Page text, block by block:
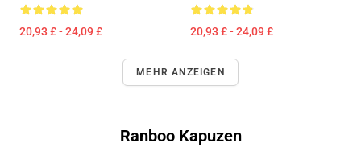
20,93 £ - 24,09 £ 20,93 £ - 24,09 £
MEHR ANZEIGEN
Ranboo Kapuzen